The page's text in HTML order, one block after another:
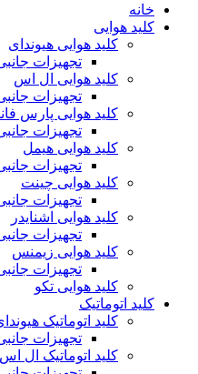
خانه
کلید هوایی
کلید هوایی هیوندای
تجهیزات
کلید هوایی ال اس
تجهیزات
کلید هوایی پارس
تجهیزات
کلید هوایی هیمل
تجهیزات
کلید هوایی چینت
تجهیزات
کلید هوایی اشنایدر
تجهیزات
کلید هوایی زیمنس
تجهیزات
کلید هوایی تکو
کلید اتوماتیک
کلید اتوماتیک
تجهیزات
کلید اتوماتیک ال اس